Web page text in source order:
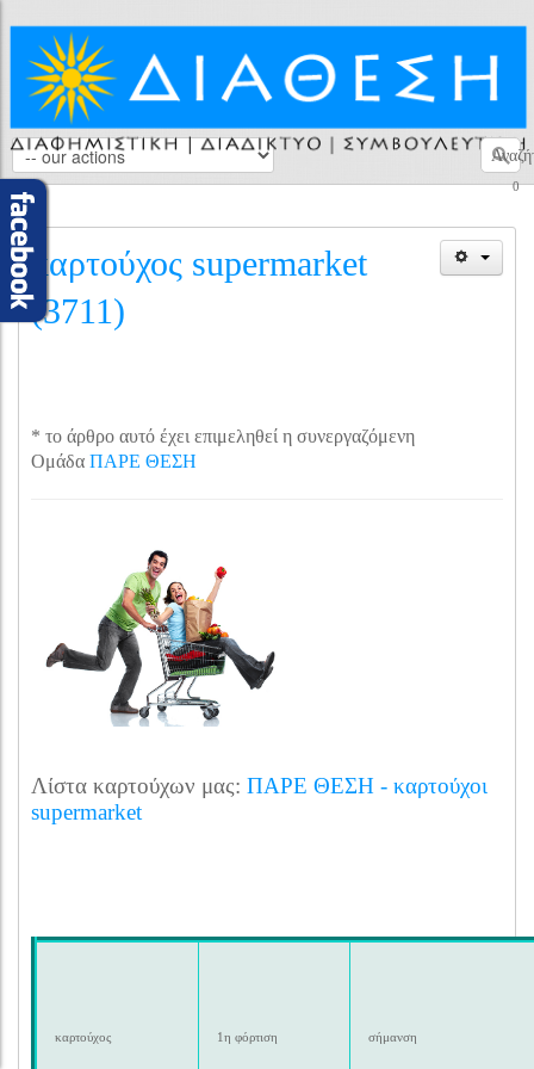
0
καρτούχος supermarket
(3711)
* το άρθρο αυτό έχει επιμεληθεί η συνεργαζόμενη
Ομάδα ΠΑΡΕ ΘΕΣΗ
Λίστα καρτούχων μας: ΠΑΡΕ ΘΕΣΗ - καρτούχοι
supermarket
καρτούχος 1η φόρτιση σήμανση